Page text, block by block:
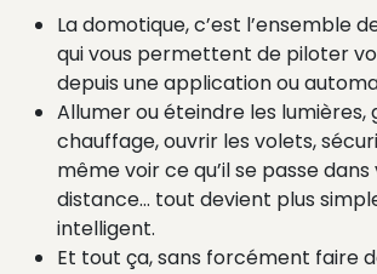
La domotique, c’est l’ensemble
qui vous permettent de piloter
depuis une application ou
Allumer ou éteindre les lumières,
chauffage, ouvrir les volets,
même voir ce qu’il se passe
distance… tout devient plus
intelligent.
Et tout ça, sans forcément faire